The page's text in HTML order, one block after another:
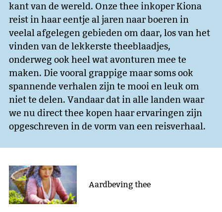
kant van de wereld. Onze thee inkoper Kiona
reist in haar eentje al jaren naar boeren in
veelal afgelegen gebieden om daar, los van het
vinden van de lekkerste theeblaadjes,
onderweg ook heel wat avonturen mee te
maken. Die vooral grappige maar soms ook
spannende verhalen zijn te mooi en leuk om
niet te delen. Vandaar dat in alle landen waar
we nu direct thee kopen haar ervaringen zijn
opgeschreven in de vorm van een reisverhaal.
Aardbeving thee